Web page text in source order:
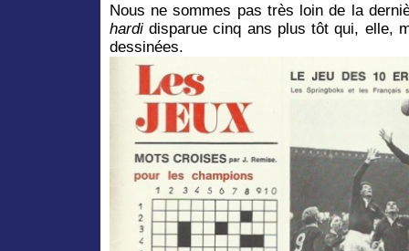
Nous ne sommes pas très loin de la
hardi disparue cinq ans plus tôt qui, elle,
dessinées.